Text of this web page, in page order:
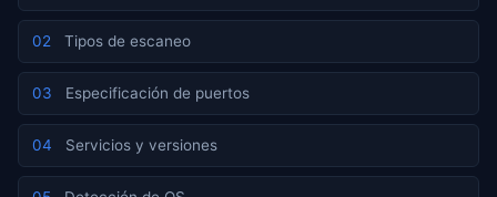
02 Tipos de escaneo
03 Especificación de puertos
04 Servicios y versiones